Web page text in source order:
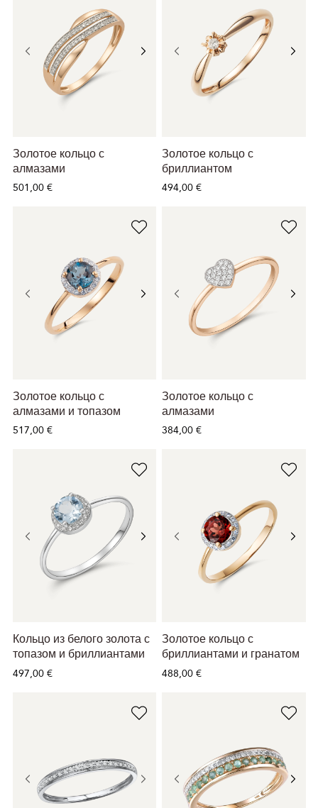
Золотое кольцо с
алмазами
501,00 €
Золотое кольцо с
бриллиантом
494,00 €
Золотое кольцо с
алмазами и топазом
517,00 €
Золотое кольцо с
алмазами
384,00 €
Кольцо из белого золота с
топазом и бриллиантами
497,00 €
Золотое кольцо с
бриллиантами и гранатом
488,00 €